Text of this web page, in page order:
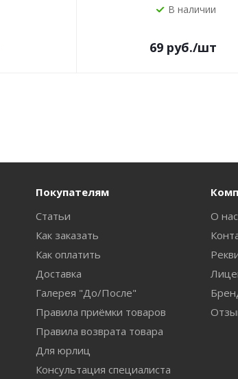
В наличии
69руб./шт
Покупателям
Статьи
Как заказать
Как оплатить
Доставка
Галерея "До/После"
Правила приёмки товаров
Правила возврата товара
Для юрлиц
Консультация специалиста
О нас